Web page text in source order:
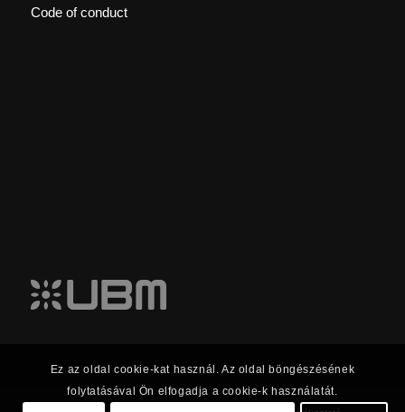
Code of conduct
Ez az oldal cookie-kat használ. Az oldal böngészésének
folytatásával Ön elfogadja a cookie-k használatát.